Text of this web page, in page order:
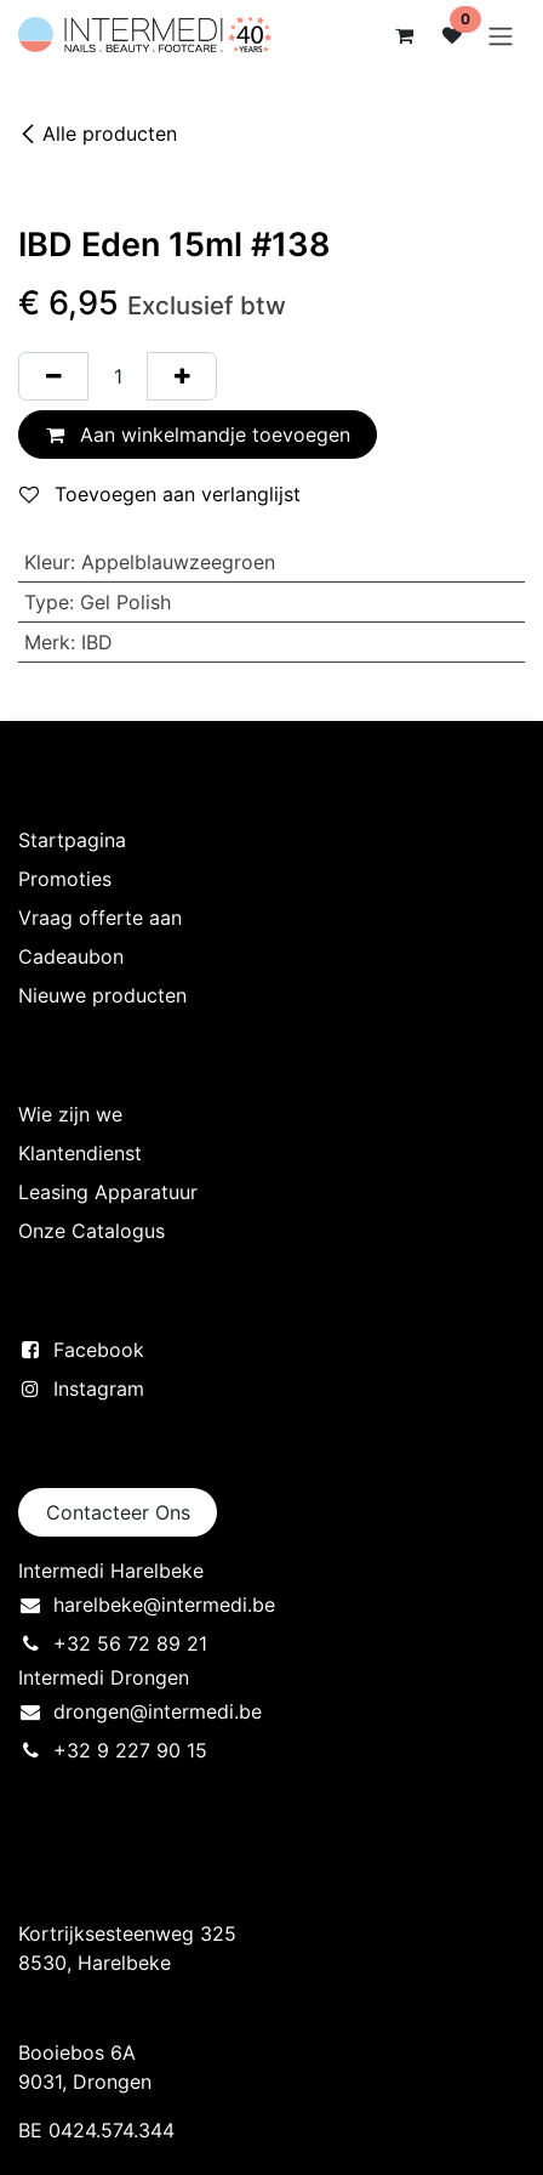
Overslaan naar inhoud 0
Alle producten
IBD Eden 15ml #138
€ 6,95 Exclusief btw
Aan winkelmandje toevoegen
Toevoegen aan verlanglijst
Kleur: Appelblauwzeegroen
Type: Gel Polish
Merk: IBD
Startpagina
Promoties
Vraag offerte aan
Cadeaubon
Nieuwe producten
Wie zijn we
Klantendienst
Leasing Apparatuur
Onze Catalogus
Facebook
Instagram
Contacteer Ons
Intermedi Harelbeke
harelbeke@intermedi.be
+32 56 72 89 21
Intermedi Drongen
drongen@intermedi.be
+32 9 227 90 15
Kortrijksesteenweg 325
8530, Harelbeke
Booiebos 6A
9031, Drongen
BE 0424.574.344